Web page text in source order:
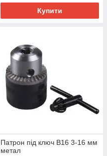
Купити
Патрон під ключ B16 3-16 мм
метал